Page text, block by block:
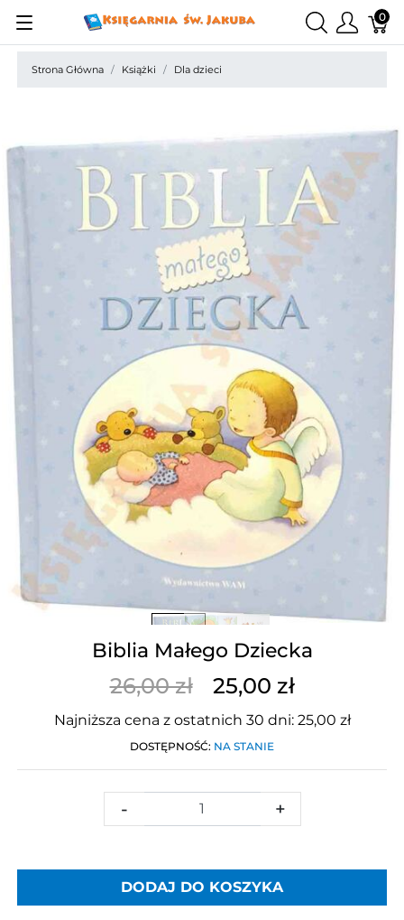
0
Strona Główna Książki Dla dzieci
Biblia Małego Dziecka
26,00 zł 25,00 zł
Najniższa cena z ostatnich 30 dni: 25,00 zł
DOSTĘPNOŚĆ: NA STANIE
- +
DODAJ DO KOSZYKA